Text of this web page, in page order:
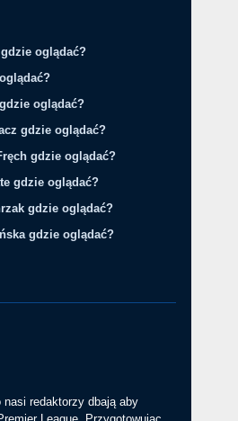
gdzie oglądać?
oglądać?
gdzie oglądać?
gdzie oglądać?
gdzie oglądać?
gdzie oglądać?
gdzie oglądać?
redaktorzy dbają aby
League. Przygotowując